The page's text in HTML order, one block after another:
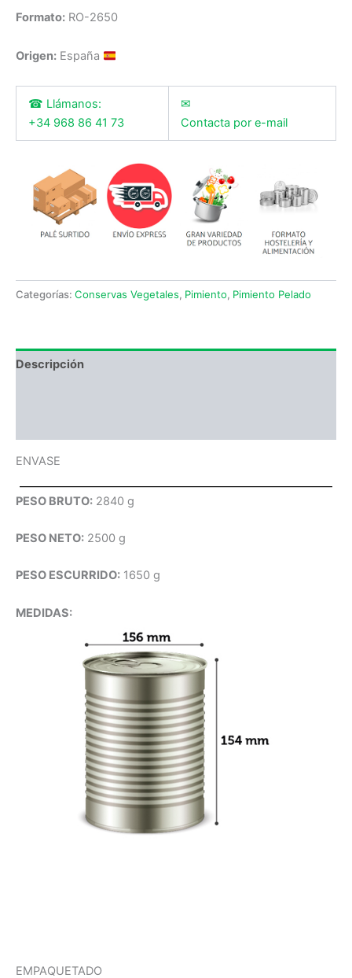
Formato: RO-2650
Origen: España
☎ Llámanos:
+34 968 86 41 73
✉
Contacta por e-mail
Categorías: Conservas Vegetales, Pimiento, Pimiento Pelado
Descripción
ENVASE
PESO BRUTO: 2840 g
PESO NETO: 2500 g
PESO ESCURRIDO: 1650 g
MEDIDAS:
EMPAQUETADO